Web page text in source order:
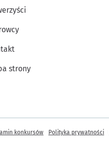
strony
konkursów Polityka prywatności